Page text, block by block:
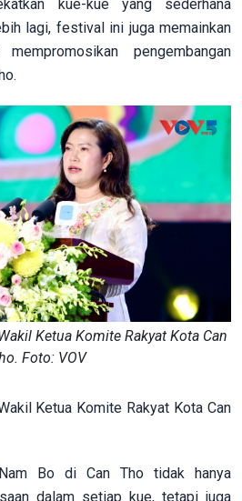
kue-kue yang sederhana
lagi, festival ini juga memainkan
pengembangan
Ketua Komite Rakyat Kota Can
Foto: VOV
Ketua Komite Rakyat Kota Can
Bo di Can Tho tidak hanya
dalam setiap kue, tetapi juga